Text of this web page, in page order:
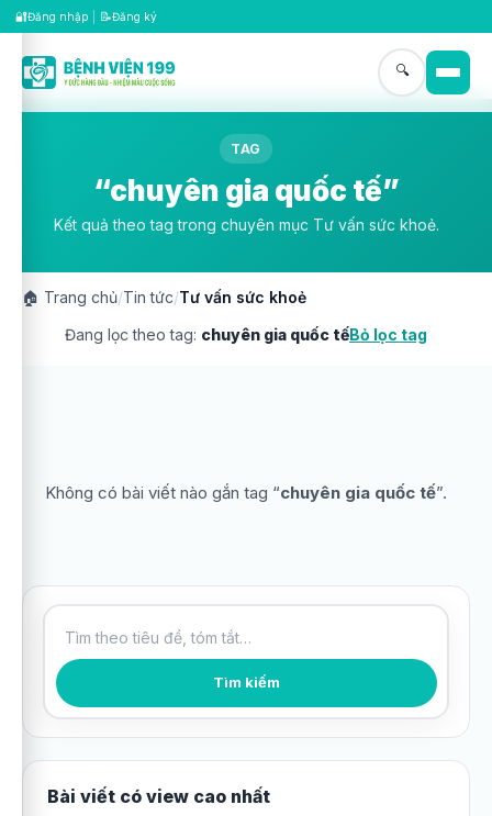
🔐Đăng nhập 📝Đăng ký
🔍
TAG
“chuyên gia quốc tế”
Kết quả theo tag trong chuyên mục Tư vấn sức khoẻ.
🏠 Trang chủ/Tin tức/Tư vấn sức khoẻ
Đang lọc theo tag: chuyên gia quốc tếBỏ lọc tag
Không có bài viết nào gắn tag “chuyên gia quốc tế”.
Tìm kiếm bài viết Tìm kiếm
Bài viết có view cao nhất